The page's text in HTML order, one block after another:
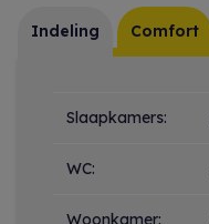
Indeling Comfort
Indeling
Slaapkamers:
WC:
Woonkamer: